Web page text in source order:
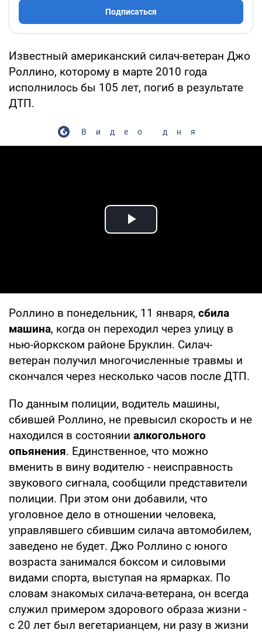
Подписаться
Известный американский силач-ветеран Джо
Роллино, которому в марте 2010 года
исполнилось бы 105 лет, погиб в результате
ДТП.
Видео дня
Play Video
Роллино в понедельник, 11 января, сбила
машина, когда он переходил через улицу в
нью-йоркском районе Бруклин. Силач-
ветеран получил многочисленные травмы и
скончался через несколько часов после ДТП.
По данным полиции, водитель машины,
сбившей Роллино, не превысил скорость и не
находился в состоянии алкогольного
опьянения. Единственное, что можно
вменить в вину водителю - неисправность
звукового сигнала, сообщили представители
полиции. При этом они добавили, что
уголовное дело в отношении человека,
управлявшего сбившим силача автомобилем,
заведено не будет. Джо Роллино с юного
возраста занимался боксом и силовыми
видами спорта, выступая на ярмарках. По
словам знакомых силача-ветерана, он всегда
служил примером здорового образа жизни -
с 20 лет был вегетарианцем, ни разу в жизни